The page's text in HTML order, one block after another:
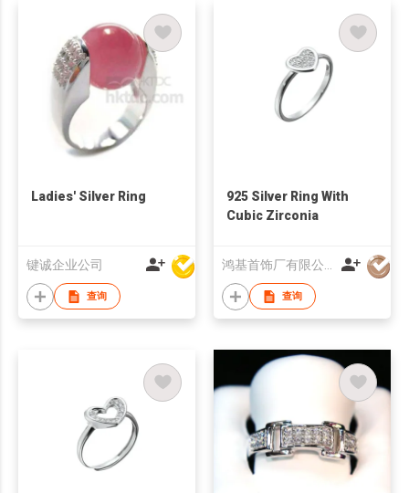
Ladies' Silver Ring
键诚企业公司
查询
925 Silver Ring With
Cubic Zirconia
鸿基首饰厂有限公司
查询